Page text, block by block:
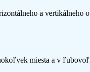
a vertikálneho
miesta a v